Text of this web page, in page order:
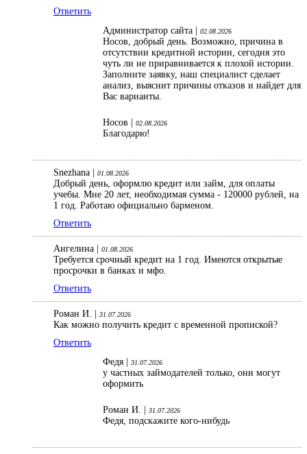
Ответить
Администратор сайта |
02.08.2026
Носов, добрый день. Возможно, причина в
отсутствии кредитной истории, сегодня это
чуть ли не приравнивается к плохой истории.
Заполните заявку, наш специалист сделает
анализ, выяснит причины отказов и найдет для
Вас варианты.
Носов | 02.08.2026
Благодарю!
Snezhana | 01.08.2026
Добрый день, оформлю кредит или займ, для оплаты
учебы. Мне 20 лет, необходимая сумма - 120000 рублей, на
1 год. Работаю официально барменом.
Ответить
Ангелина | 01.08.2026
Требуется срочный кредит на 1 год. Имеются открытые
просрочки в банках и мфо.
Ответить
Роман И. | 31.07.2026
Как можно получить кредит с временной пропиской?
Ответить
Федя |
31.07.2026
у частных займодателей только, они могут
оформить
Роман И. | 31.07.2026
Федя, подскажите кого-нибудь